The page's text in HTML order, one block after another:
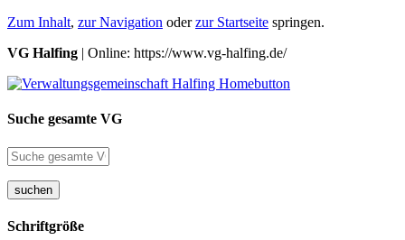
Zum Inhalt, zur Navigation oderzur Startseite springen.
VG Halfing | Online: https://www.vg-halfing.de/
Suche gesamte VG
suchen
Schriftgröße